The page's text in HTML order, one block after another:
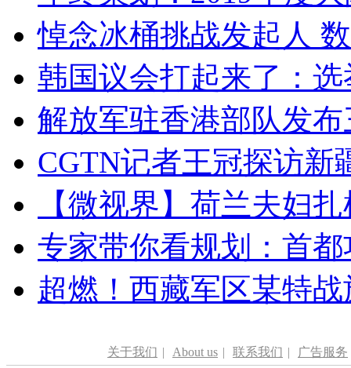
悼念冰桶挑战发起人
韩国议会打起来了：
解放军驻香港部队发
CGTN记者王冠探访新
【微视界】荷兰夫妇
专家带你看规划：首
超燃！西藏军区某特
关于我们 | About us | 联系我们 | 广告服务